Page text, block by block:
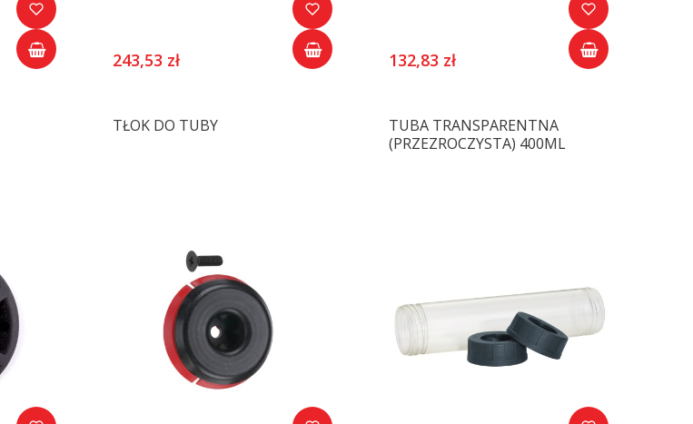
243,53 zł 132,83 zł
TŁOK DO TUBY
TUBA TRANSPARENTNA
(PRZEZROCZYSTA) 400ML